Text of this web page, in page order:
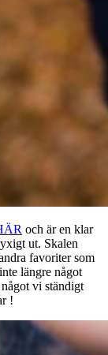
och är en klar
ut. Skalen
favoriter som
längre något
vi ständigt
!